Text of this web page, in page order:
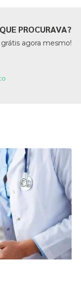
PROCURAVA?
agora mesmo!